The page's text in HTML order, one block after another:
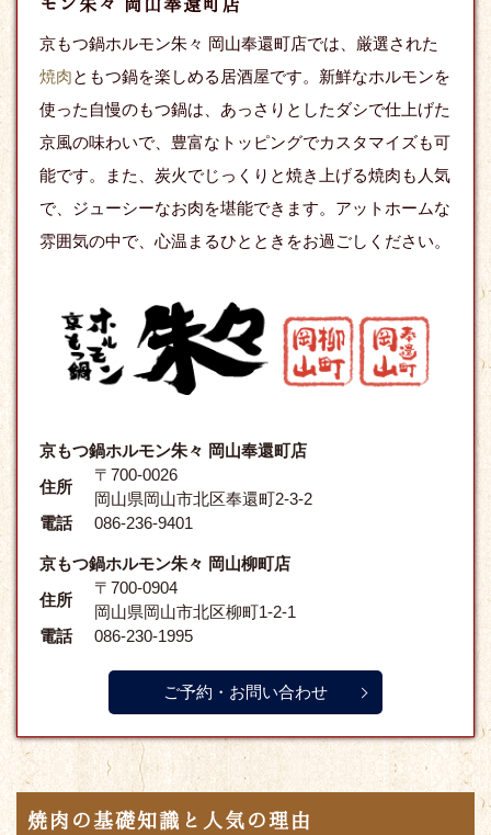
京もつ鍋ホルモン朱々 岡山奉還町店では、厳選された
焼肉ともつ鍋を楽しめる居酒屋です。新鮮なホルモンを
使った自慢のもつ鍋は、あっさりとしたダシで仕上げた
京風の味わいで、豊富なトッピングでカスタマイズも可
能です。また、炭火でじっくりと焼き上げる焼肉も人気
で、ジューシーなお肉を堪能できます。アットホームな
雰囲気の中で、心温まるひとときをお過ごしください。
京もつ鍋ホルモン朱々 岡山奉還町店
住所
〒700-0026
岡山県岡山市北区奉還町2-3-2
電話
086-236-9401
京もつ鍋ホルモン朱々 岡山柳町店
住所
〒700-0904
岡山県岡山市北区柳町1-2-1
電話
086-230-1995
ご予約・お問い合わせ
焼肉の基礎知識と人気の理由